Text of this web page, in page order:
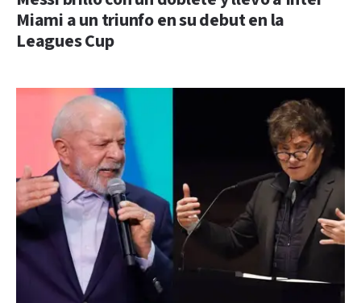
Miami a un triunfo en su debut en la
Leagues Cup